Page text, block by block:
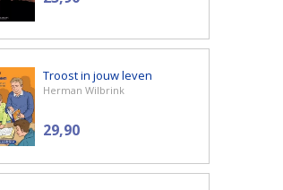
Troost in jouw leven
Herman Wilbrink
29,90